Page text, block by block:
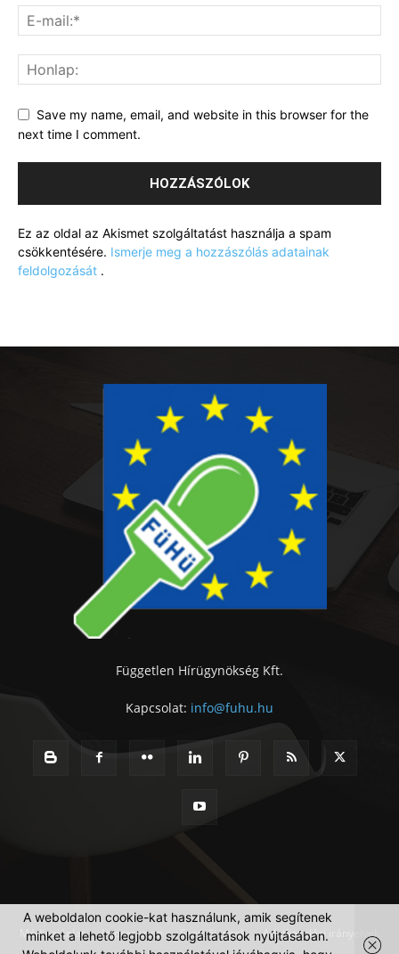
Save my name, email, and website in this browser for the
next time I comment.
Ez az oldal az Akismet szolgáltatást használja a spam
csökkentésére. Ismerje meg a hozzászólás adatainak
feldolgozását .
Független Hírügynökség Kft.
Kapcsolat: info@fuhu.hu
Médiaajánlat Impresszum Szerzői jogok Adatkezelési irányelvek
A weboldalon cookie-kat használunk, amik segítenek
minket a lehető legjobb szolgáltatások nyújtásában.